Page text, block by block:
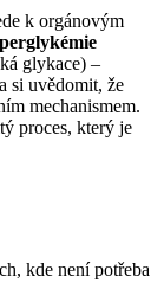
k orgánovým
glykace) –
si uvědomit, že
mechanismem.
proces, který je
kde není potřeba